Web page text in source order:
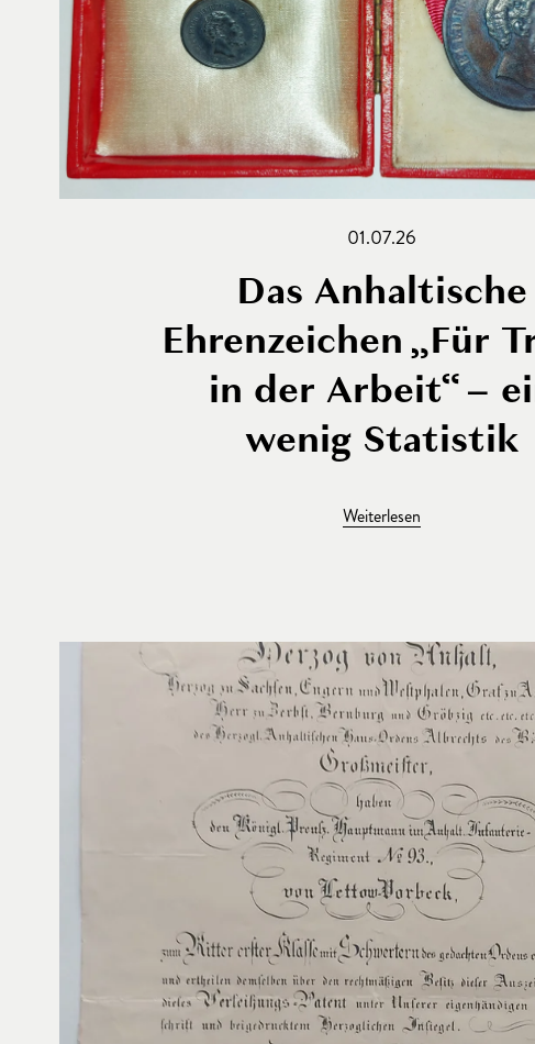
01.07.26
Das Anhaltische
Ehrenzeichen „Für
in der Arbeit“ –
wenig Statistik
Weiterlesen